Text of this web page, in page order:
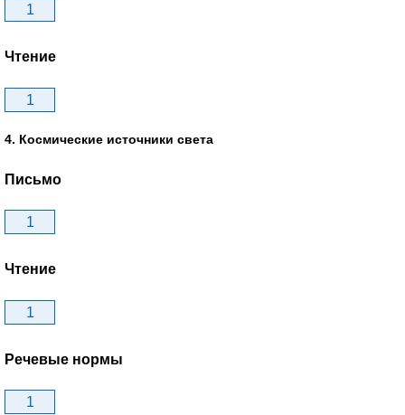
1
Чтение
1
4. Космические источники света
Письмо
1
Чтение
1
Речевые нормы
1